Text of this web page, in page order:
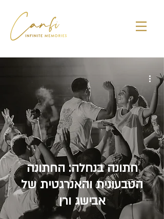
חתונה בנחלה: החתונה
הטבעונית והאנרגטית של
אבישג ורן